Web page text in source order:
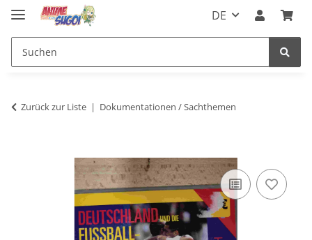
DE
Zurück zur Liste Dokumentationen / Sachthemen